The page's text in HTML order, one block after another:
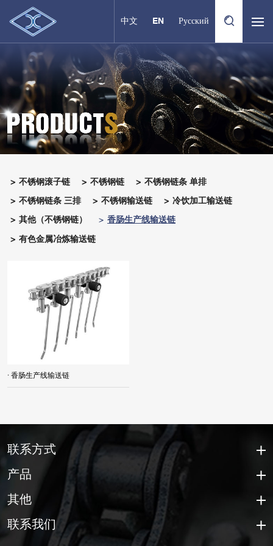
中文 EN Русский
不锈钢滚子链 不锈钢链
不锈钢链条 单排
不锈钢链条 三排
不锈钢输送链
冷饮加工输送链
其他（不锈钢链）
香肠生产线输送链
有色金属冶炼输送链
· 香肠生产线输送链
联系方式
产品
其他
联系我们